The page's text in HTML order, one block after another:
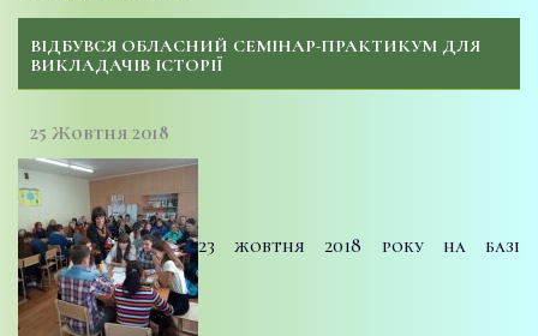
ВІДБУВСЯ ОБЛАСНИЙ СЕМІНАР-ПРАКТИКУМ ДЛЯ
ВИКЛАДАЧІВ ІСТОРІЇ
25 Жовтня 2018
23 жовтня 2018 року на базі